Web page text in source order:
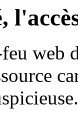
web